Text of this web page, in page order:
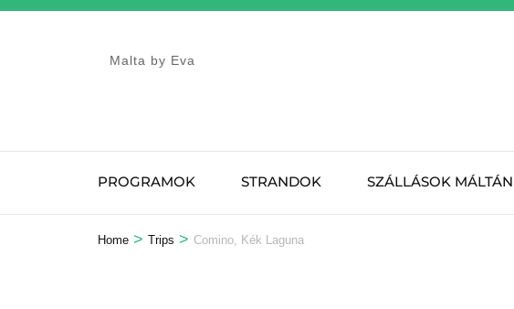
Skip
Malta by Eva
PROGRAMOK STRANDOK SZÁLLÁSOK MÁLTÁN
Home > Trips > Comino, Kék Laguna